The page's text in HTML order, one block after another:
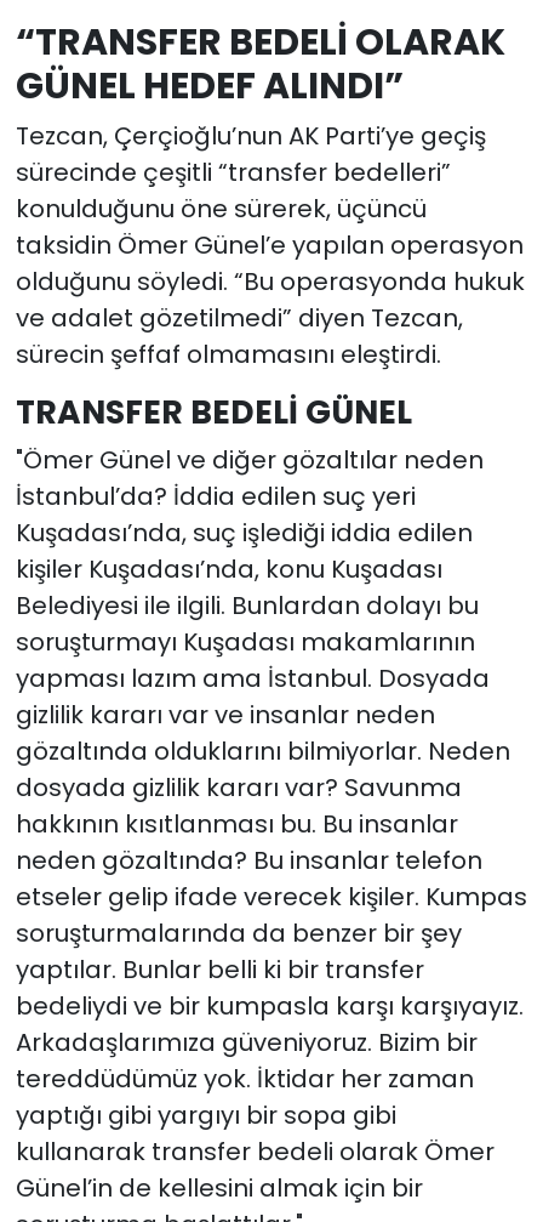
“TRANSFER BEDELİ OLARAK
GÜNEL HEDEF ALINDI”
Tezcan, Çerçioğlu’nun AK Parti’ye geçiş
sürecinde çeşitli “transfer bedelleri”
konulduğunu öne sürerek, üçüncü
taksidin Ömer Günel’e yapılan operasyon
olduğunu söyledi. “Bu operasyonda hukuk
ve adalet gözetilmedi” diyen Tezcan,
sürecin şeffaf olmamasını eleştirdi.
TRANSFER BEDELİ GÜNEL
"Ömer Günel ve diğer gözaltılar neden
İstanbul’da? İddia edilen suç yeri
Kuşadası’nda, suç işlediği iddia edilen
kişiler Kuşadası’nda, konu Kuşadası
Belediyesi ile ilgili. Bunlardan dolayı bu
soruşturmayı Kuşadası makamlarının
yapması lazım ama İstanbul. Dosyada
gizlilik kararı var ve insanlar neden
gözaltında olduklarını bilmiyorlar. Neden
dosyada gizlilik kararı var? Savunma
hakkının kısıtlanması bu. Bu insanlar
neden gözaltında? Bu insanlar telefon
etseler gelip ifade verecek kişiler. Kumpas
soruşturmalarında da benzer bir şey
yaptılar. Bunlar belli ki bir transfer
bedeliydi ve bir kumpasla karşı karşıyayız.
Arkadaşlarımıza güveniyoruz. Bizim bir
tereddüdümüz yok. İktidar her zaman
yaptığı gibi yargıyı bir sopa gibi
kullanarak transfer bedeli olarak Ömer
Günel’in de kellesini almak için bir